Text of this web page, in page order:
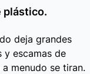
plástico.
deja grandes
y escamas de
menudo se tiran.